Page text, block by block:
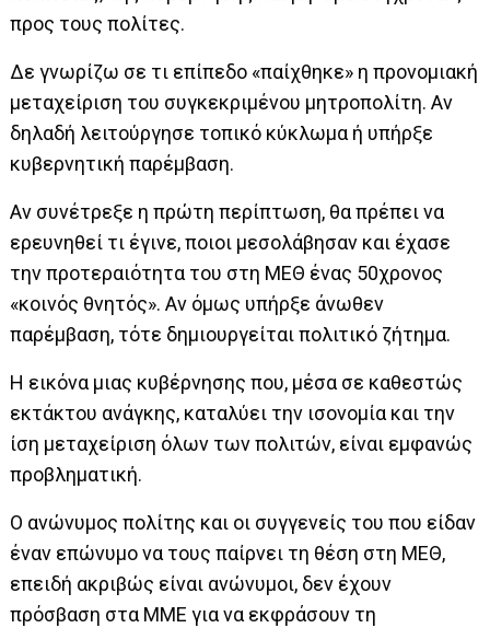
προς τους πολίτες.
Δε γνωρίζω σε τι επίπεδο «παίχθηκε» η προνομιακή
μεταχείριση του συγκεκριμένου μητροπολίτη. Αν
δηλαδή λειτούργησε τοπικό κύκλωμα ή υπήρξε
κυβερνητική παρέμβαση.
Αν συνέτρεξε η πρώτη περίπτωση, θα πρέπει να
ερευνηθεί τι έγινε, ποιοι μεσολάβησαν και έχασε
την προτεραιότητα του στη ΜΕΘ ένας 50χρονος
«κοινός θνητός». Αν όμως υπήρξε άνωθεν
παρέμβαση, τότε δημιουργείται πολιτικό ζήτημα.
Η εικόνα μιας κυβέρνησης που, μέσα σε καθεστώς
εκτάκτου ανάγκης, καταλύει την ισονομία και την
ίση μεταχείριση όλων των πολιτών, είναι εμφανώς
προβληματική.
Ο ανώνυμος πολίτης και οι συγγενείς του που είδαν
έναν επώνυμο να τους παίρνει τη θέση στη ΜΕΘ,
επειδή ακριβώς είναι ανώνυμοι, δεν έχουν
πρόσβαση στα ΜΜΕ για να εκφράσουν τη